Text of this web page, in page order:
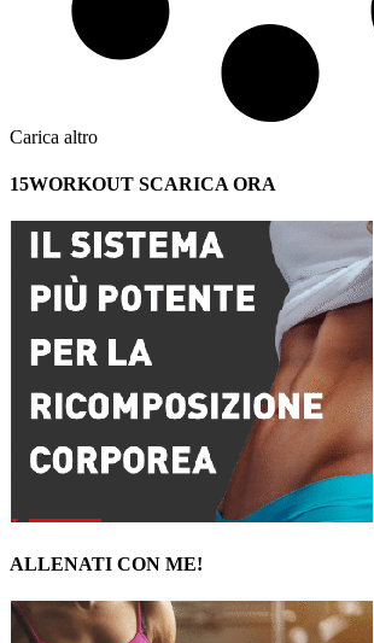
Carica altro
15WORKOUT SCARICA ORA
ALLENATI CON ME!